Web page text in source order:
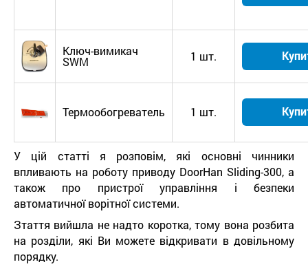
Ключ-вимикач
SWM 1 шт.
Термообогреватель 1 шт.
У цій статті я розповім, які основні чинники
впливають на роботу приводу DoorHan Sliding-300, а
також про пристрої управління і безпеки
автоматичної ворітної системи.
Зтаття вийшла не надто коротка, тому вона розбита
на розділи, які Ви можете відкривати в довільному
порядку.